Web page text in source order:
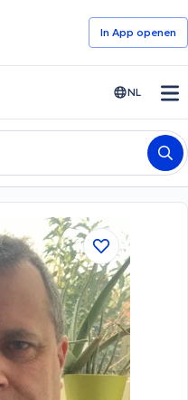
In App openen
NL